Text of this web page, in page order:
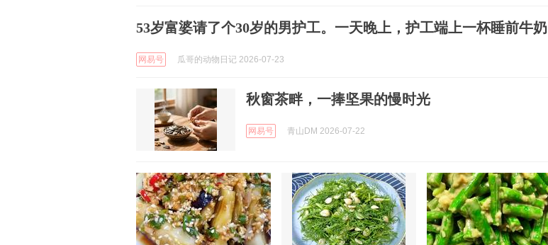
53岁富婆请了个30岁的男护工。一天晚上，护工端上一杯睡前牛奶
网易号 瓜哥的动物日记 2026-07-23
秋窗茶畔，一捧坚果的慢时光
网易号 青山DM 2026-07-22